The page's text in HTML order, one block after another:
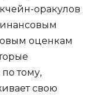
оракулов
оценкам
тому,
свою